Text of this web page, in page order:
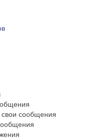
свои сообщения